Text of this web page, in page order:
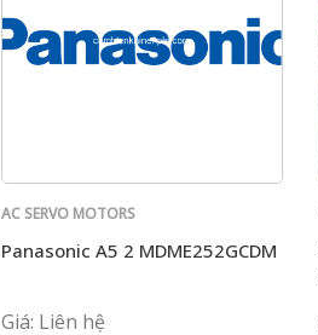
AC SERVO MOTORS
Panasonic A5 2 MDME252GCDM
Giá: Liên hệ